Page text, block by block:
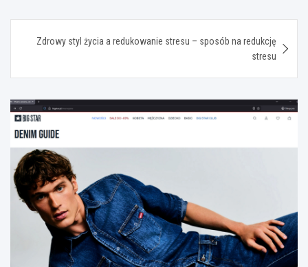
wpisu
Zdrowy styl życia a redukowanie stresu – sposób na redukcję
stresu